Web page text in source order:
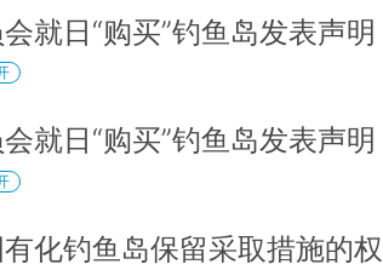
就日“购买”钓鱼岛发表声明
就日“购买”钓鱼岛发表声明
化钓鱼岛保留采取措施的权